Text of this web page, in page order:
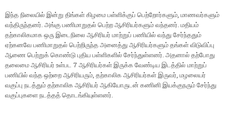
இந்த நிலையில் இன்று திங்கள் கிழமை பள்ளிக்குப் பெற்றோர்களும், மாணவர்களும்
வந்திருந்தனர். அங்கு பணிமாறுதல் பெற்ற ஆசிரியர்களும் வந்தனர். மதியம்
தற்காலிகமாக ஒரு இடைநிலை ஆசிரியர் மாற்றுப் பணியில் வந்து சேர்ந்ததும்
ஏற்கனவே பணிமாறுதல் பெற்றிருந்த அனைத்து ஆசிரியர்களும் தங்கள் விடுவிப்பு
ஆணை பெற்றுக் கொண்டு புதிய பள்ளிகளில் சேர்ந்துள்ளனர். அதனால் தற்போது
தலைமை ஆசிரியர் உள்பட 7 ஆசிரியர்கள் இருக்க வேண்டிய இடத்தில் மாற்றுப்
பணியில் வந்த ஒற்றை ஆசிரியரும், தற்காலிக ஆசிரியர்கள் இருவர், மழலையர்
வகுப்பு நடத்தும் தற்காலிக ஆசிரியர் ஆகியோருடன் கணினி இயக்குநரும் சேர்ந்து
வகுப்புகளை நடத்தத் தொடங்கியுள்ளனர்.